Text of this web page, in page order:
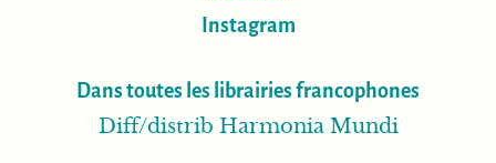
Instagram
Dans toutes les librairies francophones
Diff/distrib Harmonia Mundi